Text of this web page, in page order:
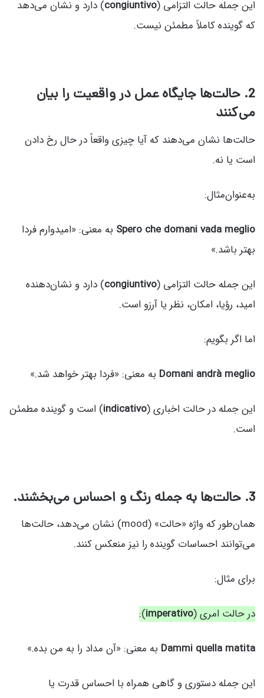
این جمله حالت التزامی (congiuntivo) دارد و نشان می‌دهد
که گوینده کاملاً مطمئن نیست.
2. حالت‌ها جایگاه عمل در واقعیت را بیان
می‌کنند
حالت‌ها نشان می‌دهند که آیا چیزی واقعاً در حال رخ دادن
است یا نه.
به‌عنوان‌مثال:
Spero che domani vada meglio به معنی: «امیدوارم فردا
بهتر باشد.»
این جمله حالت التزامی (congiuntivo) دارد و نشان‌دهنده
امید، رؤیا، امکان، نظر یا آرزو است.
اما اگر بگویم:
Domani andrà meglio به معنی: «فردا بهتر خواهد شد.»
این جمله در حالت اخباری (indicativo) است و گوینده مطمئن
است.
3. حالت‌ها به جمله رنگ و احساس می‌بخشند.
همان‌طور که واژه «حالت» (mood) نشان می‌دهد، حالت‌ها
می‌توانند احساسات گوینده را نیز منعکس کنند.
برای مثال:
در حالت امری (imperativo
):
Dammi quella matita به معنی: «آن مداد را به من بده.»
این جمله دستوری و گاهی همراه با احساس قدرت یا